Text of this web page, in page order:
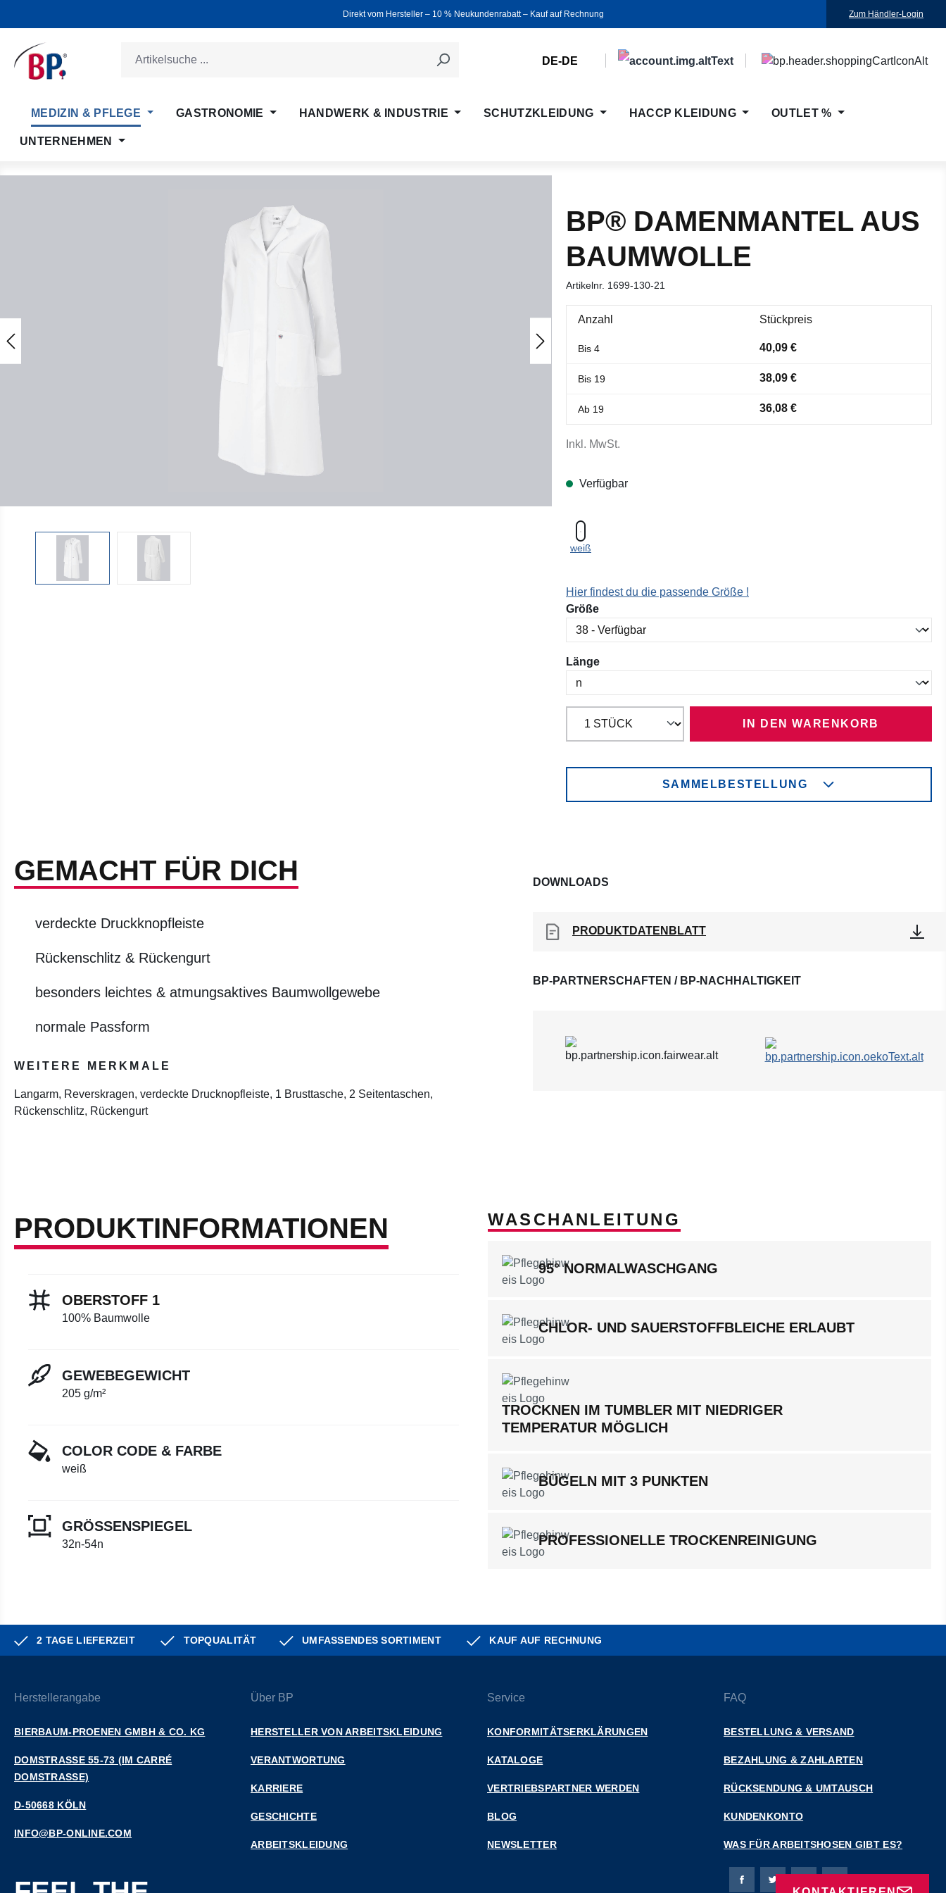
Direkt vom Hersteller ‒ 10 % Neukundenrabatt ‒ Kauf auf Rechnung Zum Händler-Login
DE-DE
MEDIZIN & PFLEGE GASTRONOMIE HANDWERK & INDUSTRIE SCHUTZKLEIDUNG HACCP KLEIDUNG OUTLET %
UNTERNEHMEN
BP® DAMENMANTEL AUS
BAUMWOLLE
Artikelnr. 1699-130-21
Anzahl Stückpreis
Bis 4 40,09 €
Bis 19 38,09 €
Ab 19 36,08 €
Inkl. MwSt.
Verfügbar
weiß
Hier findest du die passende Größe !
Größeauswählen
Längeauswählen
IN DEN WARENKORB
SAMMELBESTELLUNG
GEMACHT FÜR DICH
verdeckte Druckknopfleiste
Rückenschlitz & Rückengurt
besonders leichtes & atmungsaktives Baumwollgewebe
normale Passform
WEITERE MERKMALE
Langarm, Reverskragen, verdeckte Drucknopfleiste, 1 Brusttasche, 2 Seitentaschen,
Rückenschlitz, Rückengurt
DOWNLOADS
PRODUKTDATENBLATT
BP-PARTNERSCHAFTEN / BP-NACHHALTIGKEIT
PRODUKTINFORMATIONEN
OBERSTOFF 1
100% Baumwolle
GEWEBEGEWICHT
205 g/m²
COLOR CODE & FARBE
weiß
GRÖSSENSPIEGEL
32n-54n
WASCHANLEITUNG
95° NORMALWASCHGANG
CHLOR- UND SAUERSTOFFBLEICHE ERLAUBT
TROCKNEN IM TUMBLER MIT NIEDRIGER
TEMPERATUR MÖGLICH
BÜGELN MIT 3 PUNKTEN
PROFESSIONELLE TROCKENREINIGUNG
2 TAGE LIEFERZEIT TOPQUALITÄT UMFASSENDES SORTIMENT KAUF AUF RECHNUNG
Herstellerangabe
BIERBAUM-PROENEN GMBH & CO. KG
DOMSTRASSE 55-73 (IM CARRÉ D
OMSTRASSE)
D-50668 KÖLN
INFO@BP-ONLINE.COM
Über BP
HERSTELLER VON ARBEITSKLEIDUNG
VERANTWORTUNG
KARRIERE
GESCHICHTE
ARBEITSKLEIDUNG
Service
KONFORMITÄTSERKLÄRUNGEN
KATALOGE
VERTRIEBSPARTNER WERDEN
BLOG
NEWSLETTER
FAQ
BESTELLUNG & VERSAND
BEZAHLUNG & ZAHLARTEN
RÜCKSENDUNG & UMTAUSCH
KUNDENKONTO
WAS FÜR ARBEITSHOSEN GIBT ES?
Bierbaum-Proenen Facebook-Seite
Bierbaum-Proenen Twitter Seite
Bierbaum-Proenen LinkedIn
Bierbaum-Proenen